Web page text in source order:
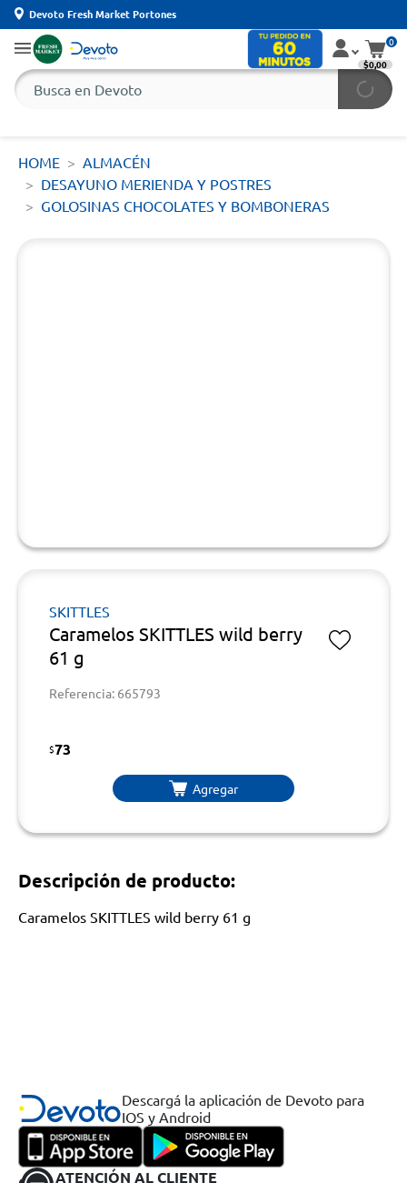
Devoto Fresh Market Portones
0
$0,00
HOME
ALMACÉN
DESAYUNO MERIENDA Y POSTRES
GOLOSINAS CHOCOLATES Y BOMBONERAS
SKITTLES
Caramelos SKITTLES wild berry
61 g
Referencia: 665793
$73
Agregar
Descripción de producto:
Caramelos SKITTLES wild berry 61 g
Descargá la aplicación de Devoto para
IOS y Android
ATENCIÓN AL CLIENTE